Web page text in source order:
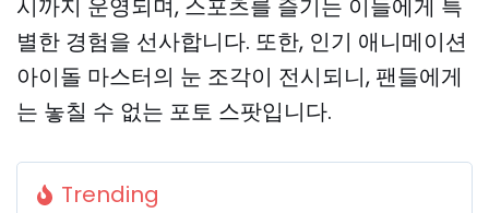
별한 경험을 선사합니다. 또한, 인기 애니메이션
아이돌 마스터의 눈 조각이 전시되니, 팬들에게
는 놓칠 수 없는 포토 스팟입니다.
Trending